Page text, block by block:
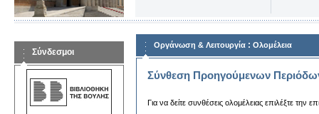
Σύνδεσμοι
Οργάνωση & Λειτουργία : Ολομέλεια
Σύνθεση Προηγούμενων
Για να δείτε συνθέσεις ολομέλειας επιλέξτε την